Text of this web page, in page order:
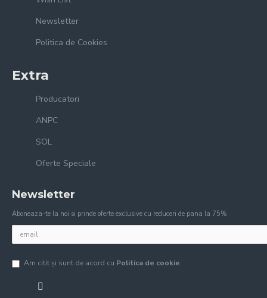
Newsletter
Politica de Cookies
Extra
Producatori
ANPC
SOL
Oferte Speciale
Newsletter
Aboneaza-te la noi si prinde oferte exclusive cu reduceri de pana la 75%
Am citit şi sunt de acord cu Politica de cookie